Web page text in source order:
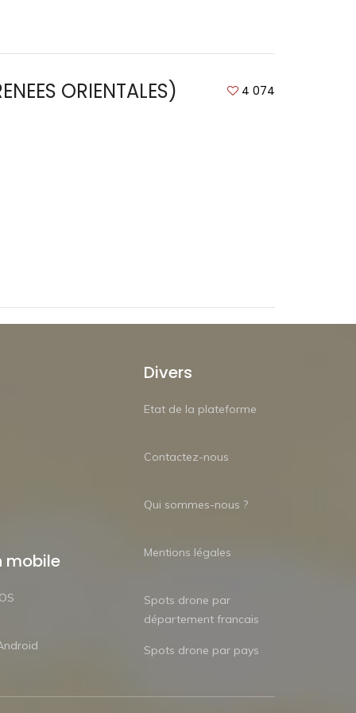
ORIENTALES) 4 074
mobile
Divers
Etat de la plateforme
Contactez-nous
Qui sommes-nous ?
Mentions légales
Spots drone par
département francais
Spots drone par pays